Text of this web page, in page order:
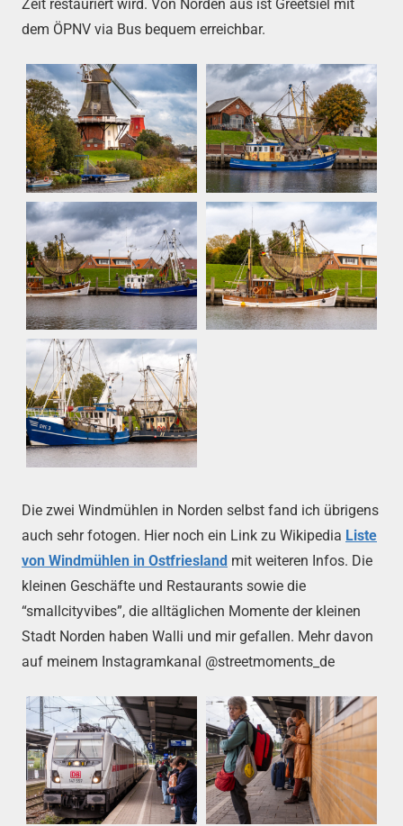
Zeit restauriert wird. Von Norden aus ist Greetsiel mit
dem ÖPNV via Bus bequem erreichbar.
Die zwei Windmühlen in Norden selbst fand ich übrigens
auch sehr fotogen. Hier noch ein Link zu Wikipedia Liste
von Windmühlen in Ostfriesland mit weiteren Infos. Die
kleinen Geschäfte und Restaurants sowie die
“smallcityvibes”, die alltäglichen Momente der kleinen
Stadt Norden haben Walli und mir gefallen. Mehr davon
auf meinem Instagramkanal @streetmoments_de